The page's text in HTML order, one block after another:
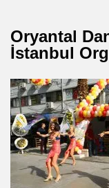
Oryantal
İstanbul